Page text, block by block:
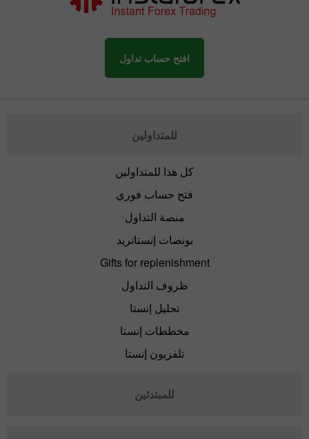
افتح حساب تداول
للمتداولين
كل هذا للمتداولين
فتح حساب فوري
منصة التداول
بونصات إنستاتريد
Gifts for replenishment
ظروف التداول
تحليل إنستا
مخططات إنستا
تلفزيون إنستا
للمبتدئين